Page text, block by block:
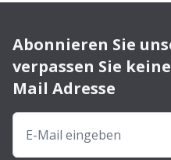
Abonnieren Sie
verpassen Sie
Mail Adresse